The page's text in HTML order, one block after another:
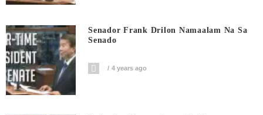
Senador Frank Drilon Namaalam Na Sa
Senado
4 years ago